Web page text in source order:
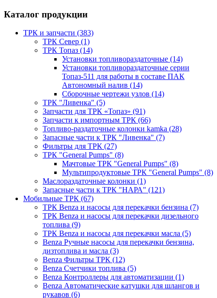
Каталог продукции
ТРК и запчасти (383)
ТРК Север (1)
ТРК Топаз (14)
Установки топливораздаточные (14)
Установки топливораздаточные серии
Топаз-511 для работы в составе ПАК
Автономный налив (14)
Сборочные чертежи узлов (14)
ТРК "Ливенка" (5)
Запчасти для ТРК «Топаз» (91)
Запчасти к импортным ТРК (66)
Топливо-раздаточные колонки kamka (28)
Запасные части к ТРК "Ливенка" (7)
Фильтры для ТРК (27)
ТРК "General Pumps" (8)
Мачтовые ТРК "General Pumps" (8)
Мультипродуктовые ТРК "General Pumps" (8)
Маслораздаточные колонки (1)
Запасные части к ТРК "НАРА" (121)
Мобильные ТРК (67)
ТРК Benza и насосы для перекачки бензина (7)
ТРК Benza и насосы для перекачки дизельного
топлива (9)
ТРК Benza и насосы для перекачки масла (5)
Benza Ручные насосы для перекачки бензина,
дизтоплива и масла (3)
Benza Фильтры ТРК (12)
Benza Счетчики топлива (5)
Benza Контроллеры для автоматизации (1)
Benza Автоматические катушки для шлангов и
рукавов (6)